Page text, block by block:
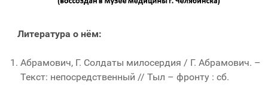
Литература о нём:
Абрамович, Г. Солдаты милосердия / Г. Абрамович. –
Текст: непосредственный // Тыл – фронту : сб.